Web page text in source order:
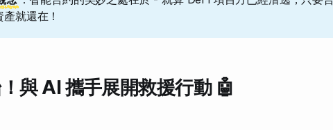
就還在！
與 AI 攜手展開救援行動 🤖